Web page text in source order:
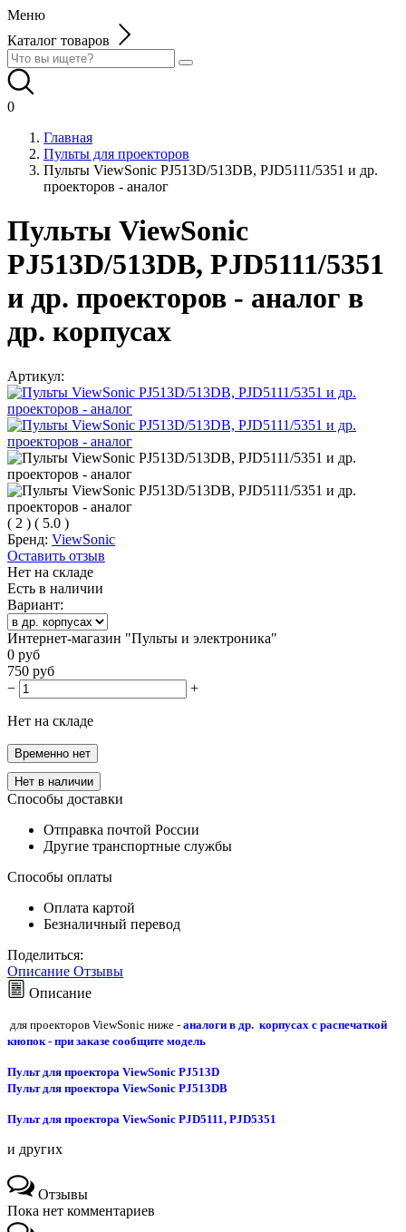
Меню
Каталог товаров
0
Главная
Пульты для проекторов
Пульты ViewSonic PJ513D/513DB, PJD5111/5351 и др.
проекторов - аналог
Пульты ViewSonic
PJ513D/513DB, PJD5111/5351
и др. проекторов - аналог в
др. корпусах
Артикул:
( 2 ) ( 5.0 )
Бренд: ViewSonic
Оставить отзыв
Нет на складе
Есть в наличии
Вариант:
Интернет-магазин "Пульты и электроника"
0 руб
750 руб
−
+
Нет на складе
Временно нет
Нет в наличии
Способы доставки
Отправка почтой России
Другие транспортные службы
Способы оплаты
Оплата картой
Безналичный перевод
Поделиться:
Описание Отзывы
Описание
для проекторов ViewSonic ниже - аналоги в др. корпусах с распечаткой
кнопок - при заказе сообщите модель
Пульт для проектора ViewSonic PJ513D
Пульт для проектора ViewSonic PJ513DB
Пульт для проектора ViewSonic PJD5111, PJD5351
и других
Отзывы
Пока нет комментариев